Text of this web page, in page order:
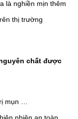
là nghiền mịn thêm
thị trường
chất được
mụn …